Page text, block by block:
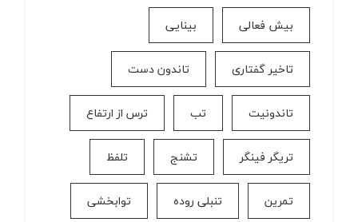
بیش فعالی بینایی
تاخیر گفتاری تاندون دست
تاندونیت تب ترس از ارتفاع
تریگر فینگر تشنج تلفظ
تمرین تنبلی روده توابخشی